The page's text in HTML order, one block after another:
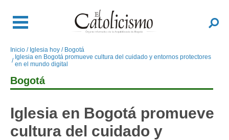
contenido
Buscar
Sobrescribir
enlaces
de
ayuda
la
navegación
Inicio Iglesia hoy
Bogotá
Iglesia en Bogotá promueve cultura del cuidado y entornos protectores
en el mundo digital
Bogotá
Iglesia en Bogotá promueve
cultura del cuidado y